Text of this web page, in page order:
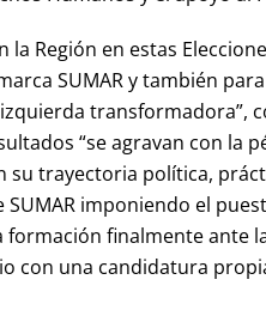
Región en estas
SUMAR y también
transformadora”,
“se agravan con la
su trayectoria política,
imponiendo el
finalmente ante
con una candidatura